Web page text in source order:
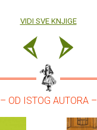
VIDI SVE KNJIGE
– OD ISTOG AUTORA –